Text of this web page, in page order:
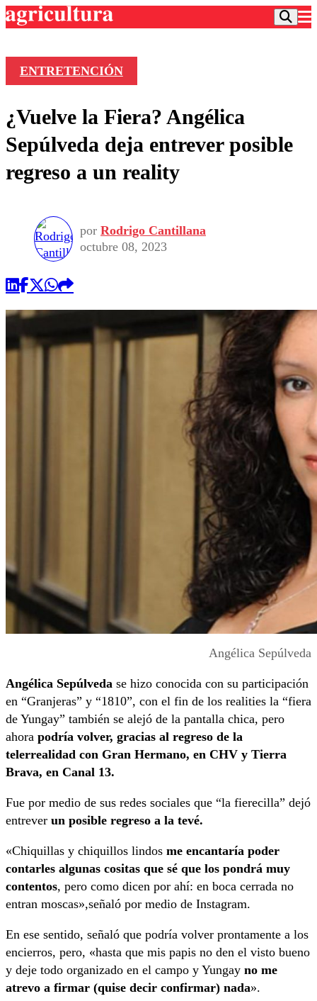
Frecuencias
Agricultura TV
Deportes
Colo Colo
Seleccion Chilena
Torneo Internacional
Entretención
Economía
Internacional
Publicaciones en medios
Opinión
ENTRETENCIÓN
¿Vuelve la Fiera? Angélica
Sepúlveda deja entrever posible
regreso a un reality
por Rodrigo Cantillana
octubre 08, 2023
Angélica Sepúlveda
Angélica Sepúlveda se hizo conocida con su participación
en “Granjeras” y “1810”, con el fin de los realities la “fiera
de Yungay” también se alejó de la pantalla chica, pero
ahora podría volver, gracias al regreso de la
telerrealidad con Gran Hermano, en CHV y Tierra
Brava, en Canal 13.
Fue por medio de sus redes sociales que “la fierecilla” dejó
entrever un posible regreso a la tevé.
«Chiquillas y chiquillos lindos me encantaría poder
contarles algunas cositas que sé que los pondrá muy
contentos, pero como dicen por ahí: en boca cerrada no
entran moscas»,señaló por medio de Instagram.
En ese sentido, señaló que podría volver prontamente a los
encierros, pero, «hasta que mis papis no den el visto bueno
y deje todo organizado en el campo y Yungay no me
atrevo a firmar (quise decir confirmar) nada».